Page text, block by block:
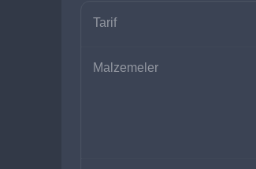
Tarif
Malzemeler